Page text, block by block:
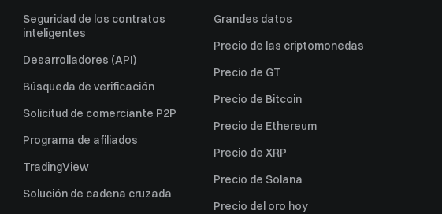
Seguridad de los contratos
inteligentes
Desarrolladores (API)
Búsqueda de verificación
Solicitud de comerciante P2P
Programa de afiliados
TradingView
Solución de cadena cruzada
Grandes datos
Precio de las criptomonedas
Precio de GT
Precio de Bitcoin
Precio de Ethereum
Precio de XRP
Precio de Solana
Precio del oro hoy